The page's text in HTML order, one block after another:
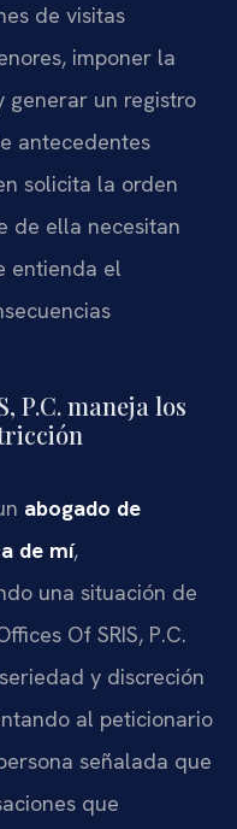
de visitas
imponer la
generar un registro
antecedentes
solicita la orden
de ella necesitan
entienda el
P.C. maneja los
abogado de
de mí,
una situación de
Of SRIS, P.C.
y discreción
al peticionario
señalada que
que